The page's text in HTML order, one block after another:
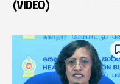
(VIDEO)